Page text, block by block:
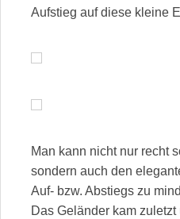
Aufstieg auf diese kleine
Man kann nicht nur recht
sondern auch den
Auf- bzw. Abstiegs zu
Das Geländer kam